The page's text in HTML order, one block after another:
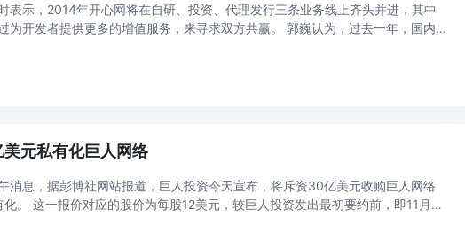
表示，2014年开心网将在自研、投资、代理发行三条业务线上齐头并进，其中
为开发者提供更多的增值服务，来寻求双方共赢。 郭巍认为，过去一年，国内手
元私有化巨人网络
消息，据彭博社网站报道，巨人投资今天宣布，将斥资30亿美元收购巨人网络
。 这一报价对应的股价为每股12美元，较巨人投资发出最初要约前，即11月22